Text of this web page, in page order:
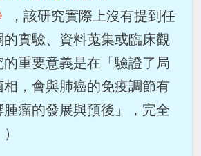
，該研究實際上沒有提到任
實驗、資料蒐集或臨床觀
重要意義是在「驗證了局
，會與肺癌的免疫調節有
瘤的發展與預後」，完全